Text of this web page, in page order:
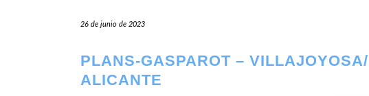
26 de junio de 2023
PLANS-GASPAROT –
ALICANTE